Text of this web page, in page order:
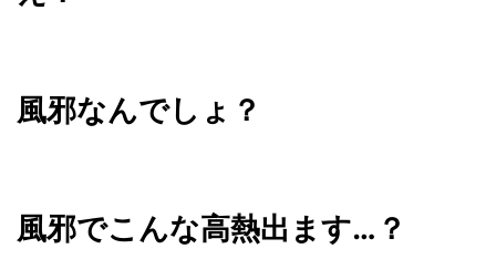
風邪なんでしょ？
風邪でこんな高熱出ます…？